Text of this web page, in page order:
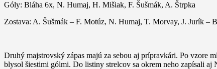
Góly: Bláha 6x, N. Humaj, H. Mišiak, F. Šušmák, A. Štrpka
Zostava: A. Šušmák – F. Motúz, N. Humaj, T. Morvay, J. Jurík –
Druhý majstrovský zápas majú za sebou aj prípravkári. Po vzore
blysol šiestimi gólmi. Do listiny strelcov sa okrem neho zapísali